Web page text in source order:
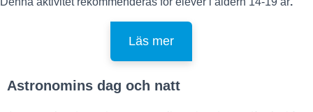
Läs mer
Astronomins dag och natt